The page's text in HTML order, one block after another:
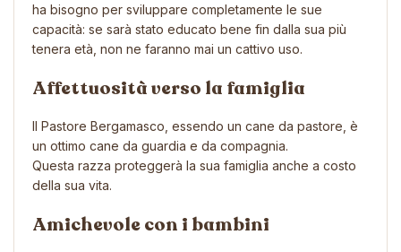
ha bisogno per sviluppare completamente le sue
capacità: se sarà stato educato bene fin dalla sua più
tenera età, non ne faranno mai un cattivo uso.
Affettuosità verso la famiglia
Il Pastore Bergamasco, essendo un cane da pastore, è
un ottimo cane da guardia e da compagnia.
Questa razza proteggerà la sua famiglia anche a costo
della sua vita.
Amichevole con i bambini